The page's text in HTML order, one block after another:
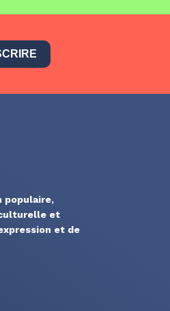
populaire,
et
et de